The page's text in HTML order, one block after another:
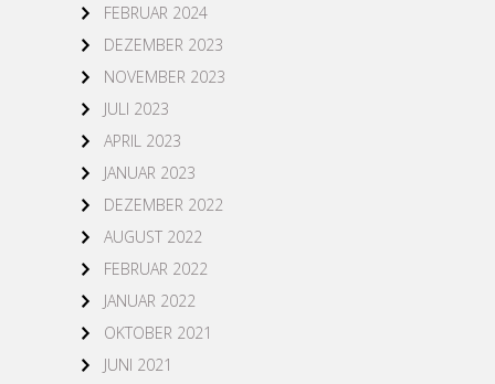
FEBRUAR 2024
DEZEMBER 2023
NOVEMBER 2023
JULI 2023
APRIL 2023
JANUAR 2023
DEZEMBER 2022
AUGUST 2022
FEBRUAR 2022
JANUAR 2022
OKTOBER 2021
JUNI 2021